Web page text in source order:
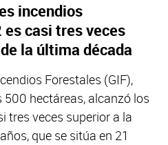
incendios
casi tres veces
la última década
Forestales (GIF),
hectáreas, alcanzó los
tres veces superior a la
que se sitúa en 21